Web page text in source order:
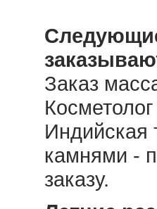
Заказ
Индийская
камнями -
заказу.